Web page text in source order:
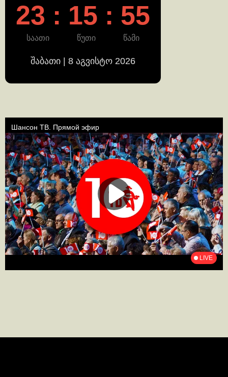
23 : 15 : 56
საათი წუთი წამი
შაბათი | 8 აგვისტო 2026